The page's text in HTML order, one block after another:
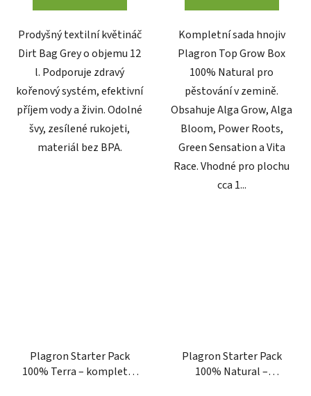
Prodyšný textilní květináč
Dirt Bag Grey o objemu 12
l. Podporuje zdravý
kořenový systém, efektivní
příjem vody a živin. Odolné
švy, zesílené rukojeti,
materiál bez BPA.
Kompletní sada hnojiv
Plagron Top Grow Box
100% Natural pro
pěstování v zemině.
Obsahuje Alga Grow, Alga
Bloom, Power Roots,
Green Sensation a Vita
Race. Vhodné pro plochu
cca 1...
Plagron Starter Pack
100% Terra – kompletní
Plagron Starter Pack
100% Natural –